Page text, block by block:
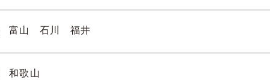
富山 石川 福井
和歌山